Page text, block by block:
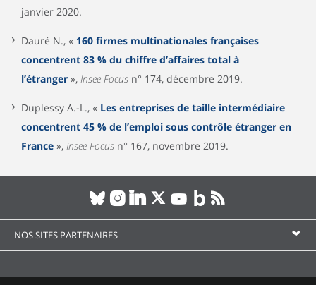
janvier 2020.
Dauré N., « 160 firmes multinationales françaises
concentrent 83 % du chiffre d’affaires total à
l’étranger », Insee Focus n° 174, décembre 2019.
Duplessy A.-L., « Les entreprises de taille intermédiaire
concentrent 45 % de l’emploi sous contrôle étranger en
France », Insee Focus n° 167, novembre 2019.
NOS SITES PARTENAIRES